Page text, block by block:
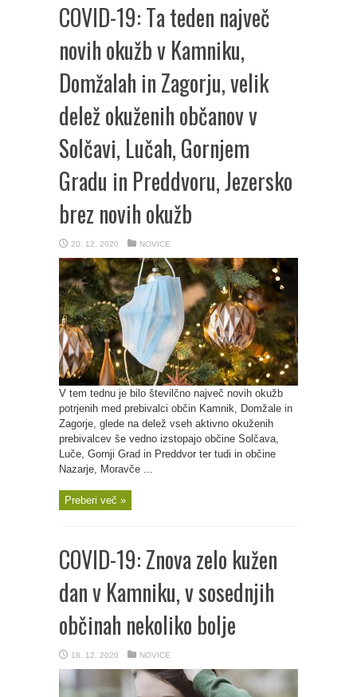
COVID-19: Ta teden največ
novih okužb v Kamniku,
Domžalah in Zagorju, velik
delež okuženih občanov v
Solčavi, Lučah, Gornjem
Gradu in Preddvoru, Jezersko
brez novih okužb
20. 12. 2020 NOVICE
V tem tednu je bilo številčno največ novih okužb
potrjenih med prebivalci občin Kamnik, Domžale in
Zagorje, glede na delež vseh aktivno okuženih
prebivalcev še vedno izstopajo občine Solčava,
Luče, Gornji Grad in Preddvor ter tudi in občine
Nazarje, Moravče ...
Preberi več »
COVID-19: Znova zelo kužen
dan v Kamniku, v sosednjih
občinah nekoliko bolje
18. 12. 2020 NOVICE